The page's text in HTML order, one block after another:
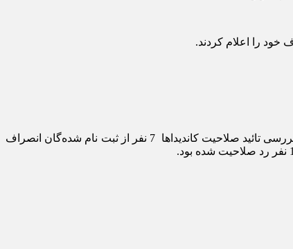
به گزارش کانون سبحان، 307 داوطلب برای دهمین دوره انتخابات مجلس شورای اسلامی در استان لرستان ثبت نام کردند و قبل از شروع کار بررسی تائید صلاحیت کاندیداها 7 نفر از ثبت نام شده‌گان انصراف